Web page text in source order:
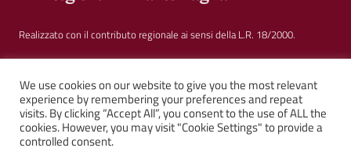
Realizzato con il contributo regionale ai sensi della L.R. 18/2000.
Sezione Link Utili
Privacy | Cookie policy | Note legali | Contatti |
Web solution:Kalimera.it su tema AGID by Italia WP
We use cookies on our website to give you the most relevant
experience by remembering your preferences and repeat
visits. By clicking “Accept All”, you consent to the use of ALL the
cookies. However, you may visit "Cookie Settings" to provide a
controlled consent.